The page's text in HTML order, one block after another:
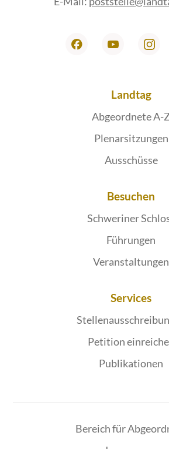
Landtag
Abgeordnete A-
Plenarsitzungen
Ausschüsse
Besuchen
Schweriner
Führungen
Veranstaltungen
Services
Petition
Publikationen
Bereich für